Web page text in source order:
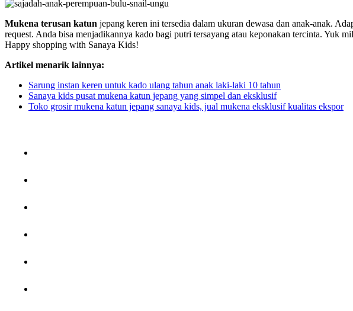
Mukena terusan katun jepang keren ini tersedia dalam ukuran dewasa dan anak-anak.
request. Anda bisa menjadikannya kado bagi putri tersayang atau keponakan tercinta. Yuk
Happy shopping with Sanaya Kids!
Artikel menarik lainnya:
Sarung instan keren untuk kado ulang tahun anak laki-laki 10 tahun
Sanaya kids pusat mukena katun jepang yang simpel dan eksklusif
Toko grosir mukena katun jepang sanaya kids, jual mukena eksklusif kualitas ekspor